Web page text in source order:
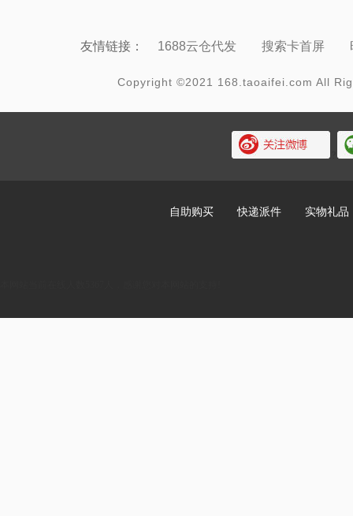
友情链接： 1688云仓代发 搜索卡首屏
Copyright ©2021 168.taoaifei.com All
自助购买 快递派件 实物礼品